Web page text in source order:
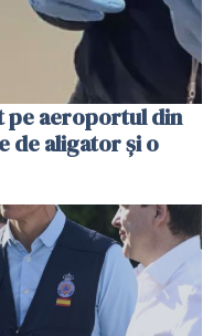
pe aeroportul din
de aligator și o